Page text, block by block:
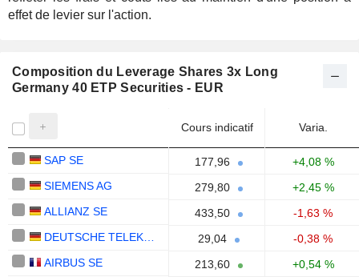
effet de levier sur l'action.
Composition du Leverage Shares 3x Long
Germany 40 ETP Securities - EUR
Cours indicatif Varia.
SAP SE 177,96
+4,08 %
SIEMENS AG
279,80
+2,45 %
ALLIANZ SE
433,50
-1,63 %
29,04
-0,38 %
AIRBUS SE
213,60
+0,54 %